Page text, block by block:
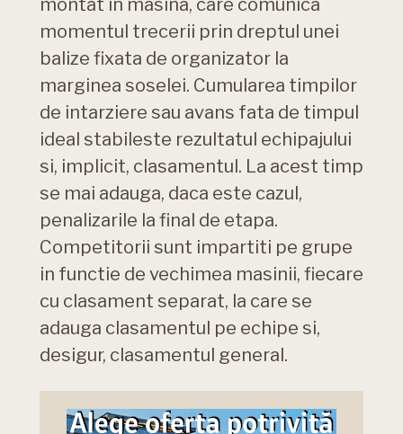
momentul trecerii prin dreptul unei
balize fixata de organizator la
marginea soselei. Cumularea timpilor
de intarziere sau avans fata de timpul
ideal stabileste rezultatul echipajului
si, implicit, clasamentul. La acest timp
se mai adauga, daca este cazul,
penalizarile la final de etapa.
Competitorii sunt impartiti pe grupe
in functie de vechimea masinii, fiecare
cu clasament separat, la care se
adauga clasamentul pe echipe si,
desigur, clasamentul general.